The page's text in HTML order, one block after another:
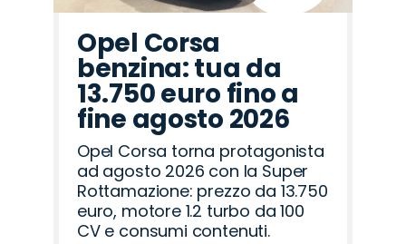
Opel Corsa
benzina: tua da
13.750 euro fino a
fine agosto 2026
Opel Corsa torna protagonista
ad agosto 2026 con la Super
Rottamazione: prezzo da 13.750
euro, motore 1.2 turbo da 100
CV e consumi contenuti.